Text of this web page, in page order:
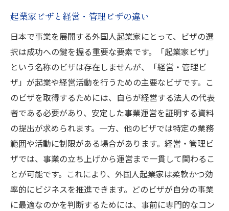
多文化チームによるビジネスの推進法
外国人起業家が直面する日本でのビジネス課題
とは
文化と習慣の違いによるビジネスへの影響
日本市場への理解と適応方法
行政手続きにおける注意点
日本でのマーケティング戦略の立て方
競争激しい市場での差別化戦略
外国人起業家が成功するための心構え
経営コンサルタントが支援する日本でのスター
トアップ成功術
コンサルタントの選び方と契約方法
起業家ビザと経営・管理ビザの違い
日本で事業を展開する外国人起業家にとって、ビザの選
択は成功への鍵を握る重要な要素です。「起業家ビザ」
という名称のビザは存在しませんが、「経営・管理ビ
ザ」が起業や経営活動を行うための主要なビザです。こ
のビザを取得するためには、自らが経営する法人の代表
者である必要があり、安定した事業運営を証明する資料
の提出が求められます。一方、他のビザでは特定の業務
範囲や活動に制限がある場合があります。経営・管理ビ
ザでは、事業の立ち上げから運営まで一貫して関わるこ
とが可能です。これにより、外国人起業家は柔軟かつ効
率的にビジネスを推進できます。どのビザが自分の事業
に最適なのかを判断するためには、事前に専門的なコン